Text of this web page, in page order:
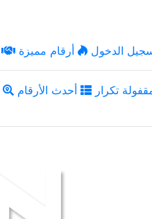
الدخول أرقام مميزة
تكرار أحدث الأرقام